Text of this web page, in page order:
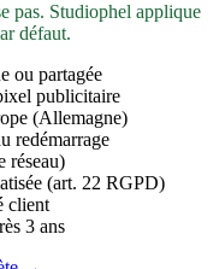
pas. Studiophel applique
défaut.
ou partagée
publicitaire
(Allemagne)
redémarrage
réseau)
(art. 22 RGPD)
client
3 ans